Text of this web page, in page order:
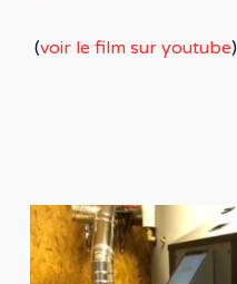
(voir le film sur youtube)